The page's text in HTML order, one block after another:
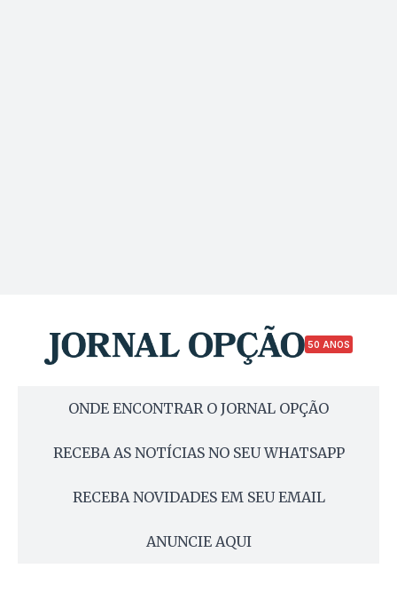
50 ANOS
ONDE ENCONTRAR O JORNAL OPÇÃO
RECEBA AS NOTÍCIAS NO SEU WHATSAPP
RECEBA NOVIDADES EM SEU EMAIL
ANUNCIE AQUI